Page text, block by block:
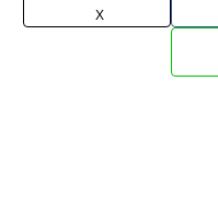
X